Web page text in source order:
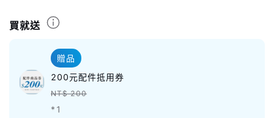
買就送
贈品
200元配件抵用券
NT$ 200
*1